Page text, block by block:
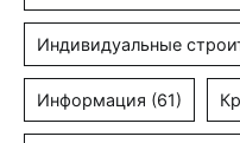
Индивидуальные
Информация (61)